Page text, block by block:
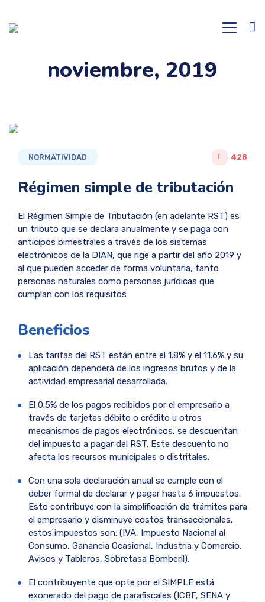
noviembre, 2019
NORMATIVIDAD 428
Régimen simple de tributación
El Régimen Simple de Tributación (en adelante RST) es
un tributo que se declara anualmente y se paga con
anticipos bimestrales a través de los sistemas
electrónicos de la DIAN, que rige a partir del año 2019 y
al que pueden acceder de forma voluntaria, tanto
personas naturales como personas jurídicas que
cumplan con los requisitos
Beneficios
Las tarifas del RST están entre el 1.8% y el 11.6% y su
aplicación dependerá de los ingresos brutos y de la
actividad empresarial desarrollada.
El 0.5% de los pagos recibidos por el empresario a
través de tarjetas débito o crédito u otros
mecanismos de pagos electrónicos, se descuentan
del impuesto a pagar del RST. Este descuento no
afecta los recursos municipales o distritales.
Con una sola declaración anual se cumple con el
deber formal de declarar y pagar hasta 6 impuestos.
Esto contribuye con la simplificación de trámites para
el empresario y disminuye costos transaccionales,
estos impuestos son: (IVA, Impuesto Nacional al
Consumo, Ganancia Ocasional, Industria y Comercio,
Avisos y Tableros, Sobretasa Bomberil).
El contribuyente que opte por el SIMPLE está
exonerado del pago de parafiscales (ICBF, SENA y